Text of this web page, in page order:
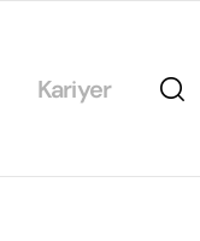
Kariyer